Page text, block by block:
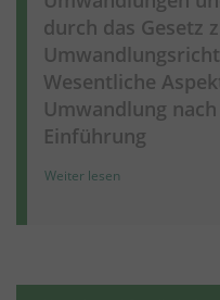
durch das Gesetz
Wesentliche
Umwandlung
Einführung
Weiter lesen